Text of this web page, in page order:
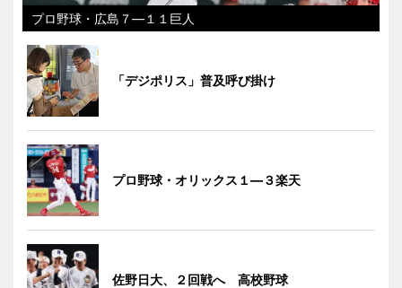
プロ野球・広島７―１１巨人
「デジポリス」普及呼び掛け
プロ野球・オリックス１―３楽天
佐野日大、２回戦へ 高校野球